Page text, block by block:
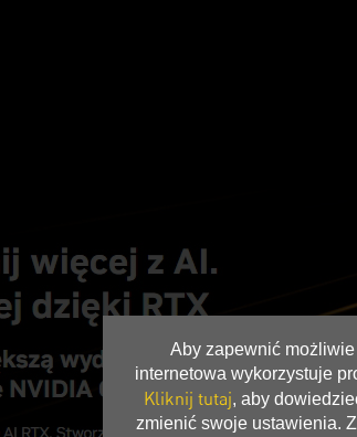
Aby zapewnić
internetowa wykorzystuje
Kliknij tutaj, aby
zmienić swoje ustawienia.